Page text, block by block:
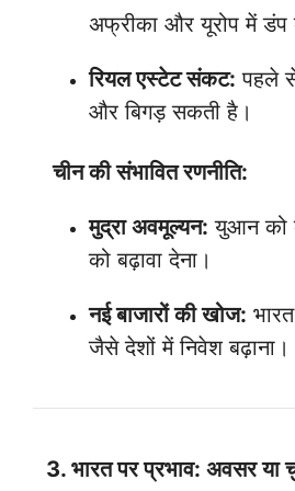
अफ्रीका और यूरोप में
रियल एस्टेट संकट: पहले
और बिगड़ सकती है।
चीन की संभावित रणनीति:
मुद्रा अवमूल्यन: युआन को
को बढ़ावा देना।
नई बाजारों की खोज:
जैसे देशों में निवेश बढ़ाना।
3. भारत पर प्रभाव: अवसर या